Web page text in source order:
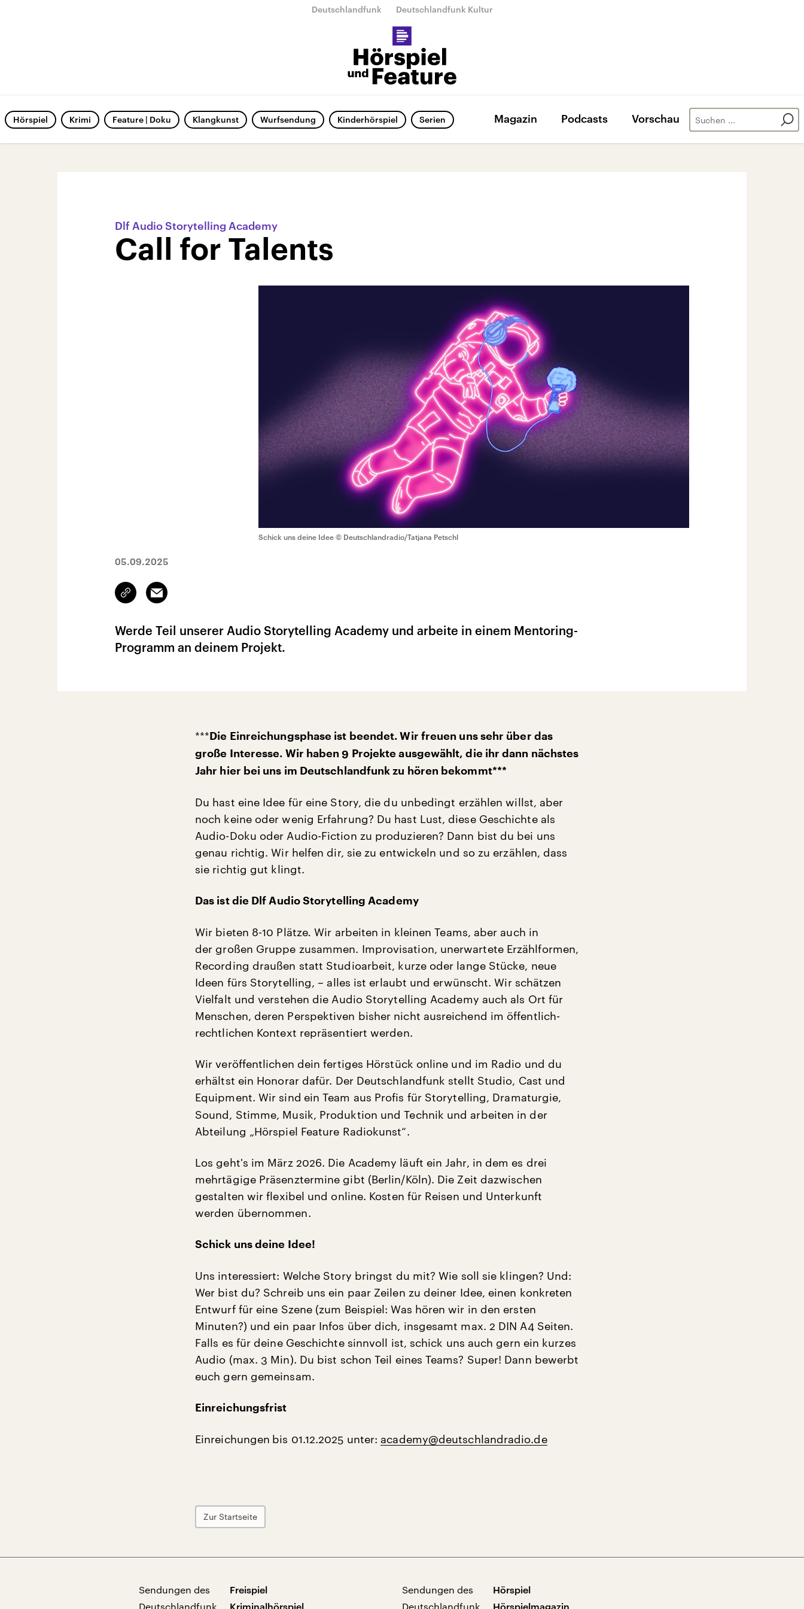
Deutschlandfunk Deutschlandfunk Kultur
Hörspiel Krimi Feature | Doku Klangkunst Wurfsendung Kinderhörspiel Serien Magazin Podcasts Vorschau
Dlf Audio Storytelling Academy
Call for Talents
Schick uns deine Idee © Deutschlandradio/Tatjana Petschl
05.09.2025
Link
kopieren/teilen
Email
Werde Teil unserer Audio Storytelling Academy und arbeite in einem Mentoring-
Programm an deinem Projekt.
*** Die Einreichungsphase ist beendet. Wir freuen uns sehr über das
große Interesse. Wir haben 9 Projekte ausgewählt, die ihr dann nächstes
Jahr hier bei uns im Deutschlandfunk zu hören bekommt***
Du hast eine Idee für eine Story, die du unbedingt erzählen willst, aber
noch keine oder wenig Erfahrung? Du hast Lust, diese Geschichte als
Audio-Doku oder Audio-Fiction zu produzieren? Dann bist du bei uns
genau richtig. Wir helfen dir, sie zu entwickeln und so zu erzählen, dass
sie richtig gut klingt.
Das ist die Dlf Audio Storytelling Academy
Wir bieten 8-10 Plätze. Wir arbeiten in kleinen Teams, aber auch in
der großen Gruppe zusammen. Improvisation, unerwartete Erzählformen,
Recording draußen statt Studioarbeit, kurze oder lange Stücke, neue
Ideen fürs Storytelling, – alles ist erlaubt und erwünscht. Wir schätzen
Vielfalt und verstehen die Audio Storytelling Academy auch als Ort für
Menschen, deren Perspektiven bisher nicht ausreichend im öffentlich-
rechtlichen Kontext repräsentiert werden.
Wir veröffentlichen dein fertiges Hörstück online und im Radio und du
erhältst ein Honorar dafür. Der Deutschlandfunk stellt Studio, Cast und
Equipment. Wir sind ein Team aus Profis für Storytelling, Dramaturgie,
Sound, Stimme, Musik, Produktion und Technik und arbeiten in der
Abteilung „Hörspiel Feature Radiokunst“.
Los geht's im März 2026. Die Academy läuft ein Jahr, in dem es drei
mehrtägige Präsenztermine gibt (Berlin/Köln). Die Zeit dazwischen
gestalten wir flexibel und online. Kosten für Reisen und Unterkunft
werden übernommen.
Schick uns deine Idee!
Uns interessiert: Welche Story bringst du mit? Wie soll sie klingen? Und:
Wer bist du? Schreib uns ein paar Zeilen zu deiner Idee, einen konkreten
Entwurf für eine Szene (zum Beispiel: Was hören wir in den ersten
Minuten?) und ein paar Infos über dich, insgesamt max. 2 DIN A4 Seiten.
Falls es für deine Geschichte sinnvoll ist, schick uns auch gern ein kurzes
Audio (max. 3 Min). Du bist schon Teil eines Teams? Super! Dann bewerbt
euch gern gemeinsam.
Einreichungsfrist
Einreichungen bis 01.12.2025 unter:academy@deutschlandradio.de
Zur Startseite
Sendungen des
Deutschlandfunk
Freispiel
Kriminalhörspiel
Sendungen des
Deutschlandfunk
Hörspiel
Hörspielmagazin